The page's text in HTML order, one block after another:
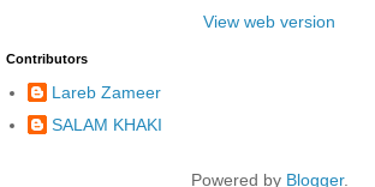
View web version
Contributors
Lareb Zameer
SALAM KHAKI
Powered by Blogger.